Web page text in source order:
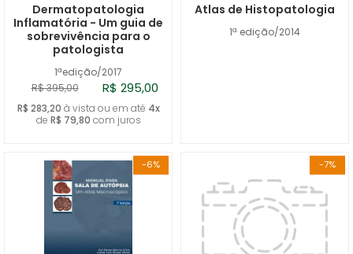
1ªedição/2017
Dermatopatologia
Inflamatória - Um guia de
sobrevivência para o
patologista
R$ 395,00 R$ 295,00
R$ 283,20 à vista ou em até 4x
de R$ 79,80 com juros
1ª edição/2014
Atlas de Histopatologia
-6% -7%